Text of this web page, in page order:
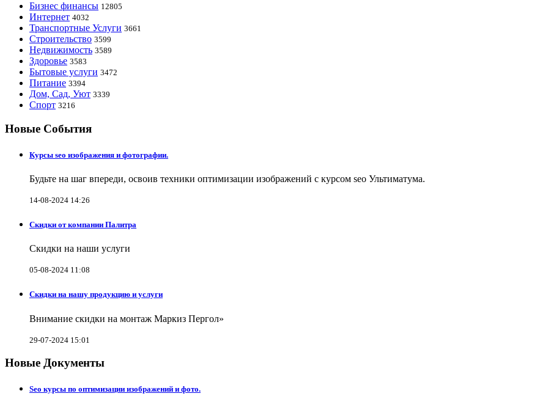
Бизнес финансы 12805
Интернет 4032
Транспортные Услуги 3661
Строительство 3599
Недвижимость 3589
Здоровье 3583
Бытовые услуги 3472
Питание 3394
Дом, Сад, Уют 3339
Спорт 3216
Новые События
Курсы seo изображения и фотографии.
Будьте на шаг впереди, освоив техники оптимизации изображений с курсом seo Ультиматума.
14-08-2024 14:26
Скидки от компании Палитра
Скидки на наши услуги
05-08-2024 11:08
Скидки на нашу продукцию и услуги
Внимание скидки на монтаж Маркиз Пергол»
29-07-2024 15:01
Новые Документы
Seo курсы по оптимизации изображений и фото.